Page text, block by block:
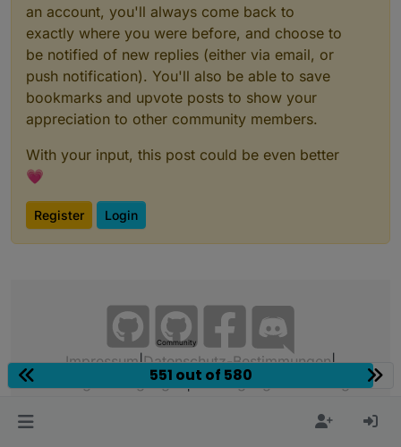
an account, you'll always come back to
exactly where you were before, and choose to
be notified of new replies (either via email, or
push notification). You'll also be able to save
bookmarks and upvote posts to show your
appreciation to other community members.
With your input, this post could be even better
💗
Register Login
Community
Impressum|Datenschutz-Bestimmungen|
Nutzungsbedingungen|Einwilligungseinstellungen
551 out of 580